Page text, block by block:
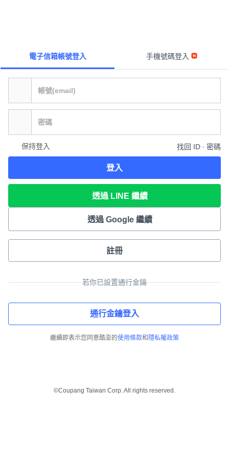
電子信箱帳號登入 手機號碼登入
保持登入 找回 ID ∙ 密碼
登入
透過 LINE 繼續
透過 Google 繼續
註冊
若你已設置通行金鑰
通行金鑰登入
繼續即表示您同意酷澎的使用條款和 隱私權政策
©Coupang Taiwan Corp. All rights reserved.